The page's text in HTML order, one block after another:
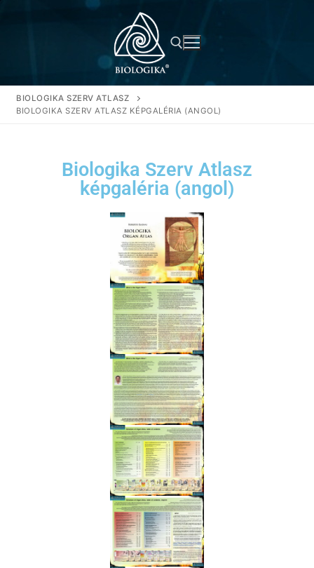
BIOLOGIKA SZERV ATLASZ
BIOLOGIKA SZERV ATLASZ KÉPGALÉRIA (ANGOL)
Biologika Szerv Atlasz
képgaléria (angol)